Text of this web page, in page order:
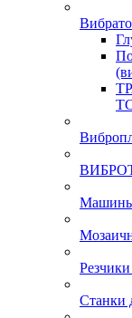
Машины
Резчики
Станки